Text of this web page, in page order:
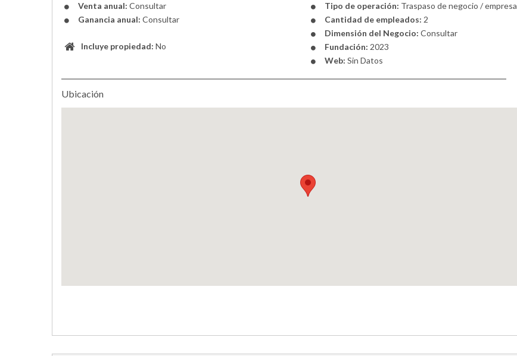
Venta anual: Consultar
Ganancia anual: Consultar
Incluye propiedad: No
Tipo de operación: Traspaso de negocio / empresa
Cantidad de empleados: 2
Dimensión del Negocio: Consultar
Fundación: 2023
Web: Sin Datos
Ubicación